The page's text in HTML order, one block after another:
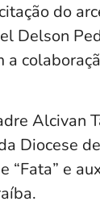
do
Delson
a
Alcivan
Diocese
“Fata” e